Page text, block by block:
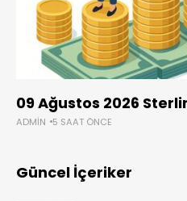
09 Ağustos 2026
ADMIN 5 SAAT ÖNCE
Güncel İçeriker